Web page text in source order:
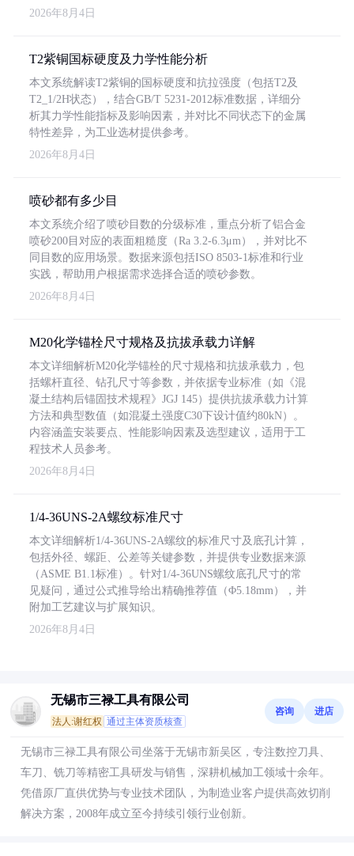
2026年8月4日
T2紫铜国标硬度及力学性能分析
本文系统解读T2紫铜的国标硬度和抗拉强度（包括T2及
T2_1/2H状态），结合GB/T 5231-2012标准数据，详细分
析其力学性能指标及影响因素，并对比不同状态下的金属
特性差异，为工业选材提供参考。
2026年8月4日
喷砂都有多少目
本文系统介绍了喷砂目数的分级标准，重点分析了铝合金
喷砂200目对应的表面粗糙度（Ra 3.2-6.3μm），并对比不
同目数的应用场景。数据来源包括ISO 8503-1标准和行业
实践，帮助用户根据需求选择合适的喷砂参数。
2026年8月4日
M20化学锚栓尺寸规格及抗拔承载力详解
本文详细解析M20化学锚栓的尺寸规格和抗拔承载力，包
括螺杆直径、钻孔尺寸等参数，并依据专业标准（如《混
凝土结构后锚固技术规程》JGJ 145）提供抗拔承载力计算
方法和典型数值（如混凝土强度C30下设计值约80kN）。
内容涵盖安装要点、性能影响因素及选型建议，适用于工
程技术人员参考。
2026年8月4日
1/4-36UNS-2A螺纹标准尺寸
本文详细解析1/4-36UNS-2A螺纹的标准尺寸及底孔计算，
包括外径、螺距、公差等关键参数，并提供专业数据来源
（ASME B1.1标准）。针对1/4-36UNS螺纹底孔尺寸的常
见疑问，通过公式推导给出精确推荐值（Φ5.18mm），并
附加工艺建议与扩展知识。
2026年8月4日
无锡市三禄工具有限公司
法人:谢红权 通过主体资质核查
咨询 进店
无锡市三禄工具有限公司坐落于无锡市新吴区，专注数控刀具、
车刀、铣刀等精密工具研发与销售，深耕机械加工领域十余年。
凭借原厂直供优势与专业技术团队，为制造业客户提供高效切削
解决方案，2008年成立至今持续引领行业创新。